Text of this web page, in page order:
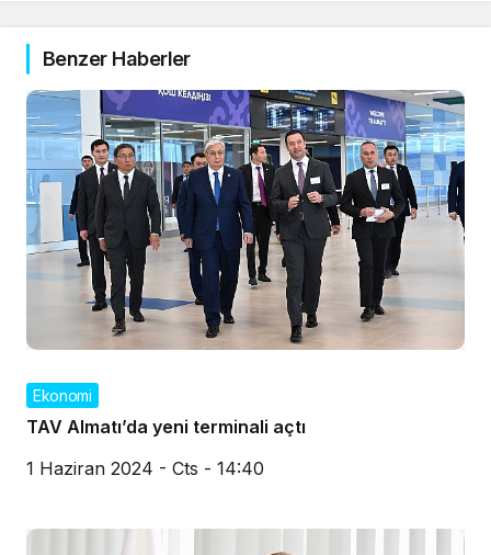
Benzer Haberler
Ekonomi
TAV Almatı’da yeni terminali açtı
1 Haziran 2024 - Cts - 14:40